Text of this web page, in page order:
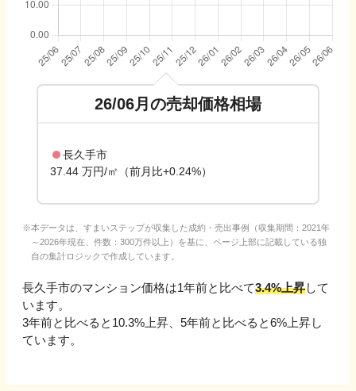
26/06月の売却価格相場
長久手市
37.44 万円/㎡（前月比+0.24%）
本データは、すまいステップが収集した成約・売出事例（収集期間：2021年
～2026年現在、件数：300万件以上）を基に、ページ上部に記載している独
自の集計ロジックで作成しています。
長久手市のマンション価格は1年前と比べて3.4%上昇して
います。
3年前と比べると 10.3%上昇 5年前と比べると6%上昇し
ています。